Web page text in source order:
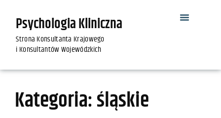
Psychologia Kliniczna
Strona Konsultanta Krajowego
i Konsultantów Wojewódzkich
Kategoria: śląskie